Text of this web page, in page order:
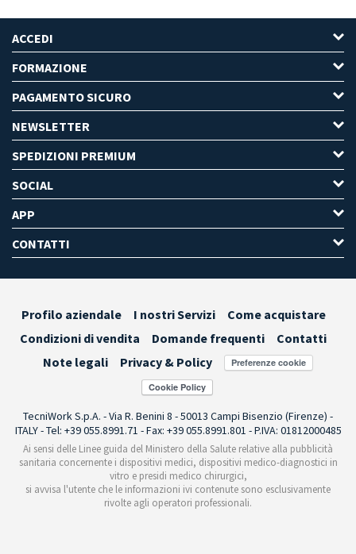
ACCEDI
FORMAZIONE
PAGAMENTO SICURO
NEWSLETTER
SPEDIZIONI PREMIUM
SOCIAL
APP
CONTATTI
Profilo aziendale I nostri Servizi
Come acquistare
Condizioni di vendita
Domande frequenti
Contatti
Note legali
Privacy & Policy Preferenze cookie
TecniWork S.p.A. - Via R. Benini 8 - 50013 Campi Bisenzio (Firenze) -
ITALY - Tel: +39 055.8991.71 - Fax: +39 055.8991.801 - P.IVA: 01812000485
Ai sensi delle Linee guida del Ministero della Salute relative alla pubblicità
sanitaria concernente i dispositivi medici, dispositivi medico-diagnostici in
vitro e presidi medico chirurgici,
si avvisa l'utente che le informazioni ivi contenute sono esclusivamente
rivolte agli operatori professionali.